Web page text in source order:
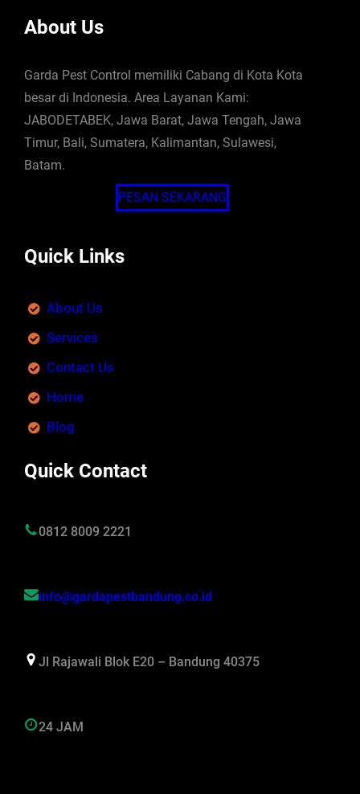
About Us
Garda Pest Control memiliki Cabang di Kota Kota
besar di Indonesia. Area Layanan Kami:
JABODETABEK, Jawa Barat, Jawa Tengah, Jawa
Timur, Bali, Sumatera, Kalimantan, Sulawesi,
Batam.
PESAN SEKARANG
Quick Links
About Us
Services
Contact Us
Home
Blog
Quick Contact
0812 8009 2221
info@gardapestbandung.co.id
Jl Rajawali Blok E20 – Bandung 40375
24 JAM